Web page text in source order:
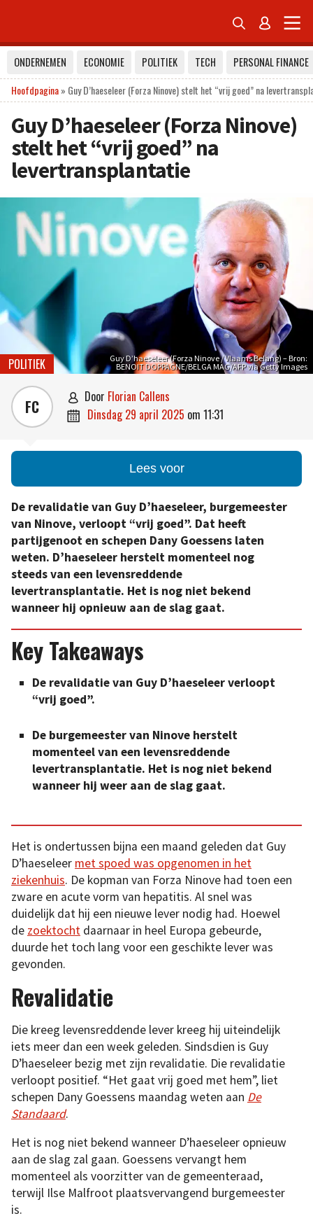
 
ONDERNEMEN ECONOMIE POLITIEK TECH
PERSONAL FINANCE
Hoofdpagina» Guy D’haeseleer (Forza Ninove) stelt het “vrij goed” na
Guy D’haeseleer (Forza Ninove)
stelt het “vrij goed” na
levertransplantatie
Guy D’haeseleer (Forza Ninove / Vlaams Belang) – Bron:
BENOIT DOPPAGNE/BELGA MAG/AFP via Getty Images
POLITIEK
FC  door Florian Callens
 dinsdag 29 april 2025 om 11:31
Lees voor
De revalidatie van Guy D’haeseleer, burgemeester
van Ninove, verloopt “vrij goed”. Dat heeft
partijgenoot en schepen Dany Goessens laten
weten. D’haeseleer herstelt momenteel nog
steeds van een levensreddende
levertransplantatie. Het is nog niet bekend
wanneer hij opnieuw aan de slag gaat.
Key Takeaways
De revalidatie van Guy D’haeseleer verloopt
“vrij goed”.
De burgemeester van Ninove herstelt
momenteel van een levensreddende
levertransplantatie. Het is nog niet bekend
wanneer hij weer aan de slag gaat.
Het is ondertussen bijna een maand geleden dat Guy
D’haeseleer met spoed was opgenomen in het
ziekenhuis. De kopman van Forza Ninove had toen een
zware en acute vorm van hepatitis. Al snel was
duidelijk dat hij een nieuwe lever nodig had. Hoewel
de zoektocht daarnaar in heel Europa gebeurde,
duurde het toch lang voor een geschikte lever was
gevonden.
Revalidatie
Die kreeg levensreddende lever kreeg hij uiteindelijk
iets meer dan een week geleden. Sindsdien is Guy
D’haeseleer bezig met zijn revalidatie. Die revalidatie
verloopt positief. “Het gaat vrij goed met hem”, liet
schepen Dany Goessens maandag weten aan De
Standaard.
Het is nog niet bekend wanneer D’haeseleer opnieuw
aan de slag zal gaan. Goessens vervangt hem
momenteel als voorzitter van de gemeenteraad,
terwijl Ilse Malfroot plaatsvervangend burgemeester
is.